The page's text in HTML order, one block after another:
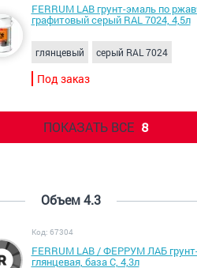
FERRUM LAB грунт-эмаль по
графитовый серый RAL 7024, 4,5л
глянцевый серый RAL 7024
Под заказ
ПОКАЗАТЬ ВСЕ 8
Объем 4.3
Код: 67304
FERRUM LAB / ФЕРРУМ ЛАБ
глянцевая, база С, 4,3л